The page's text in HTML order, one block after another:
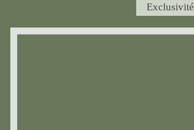
Exclusivité